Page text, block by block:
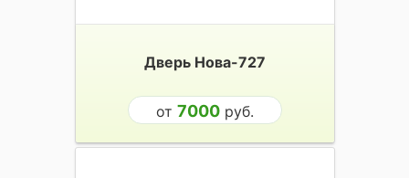
Дверь Нова-727
от 7000руб.